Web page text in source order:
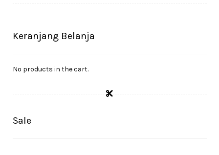
Keranjang Belanja
No products in the cart.
Sale